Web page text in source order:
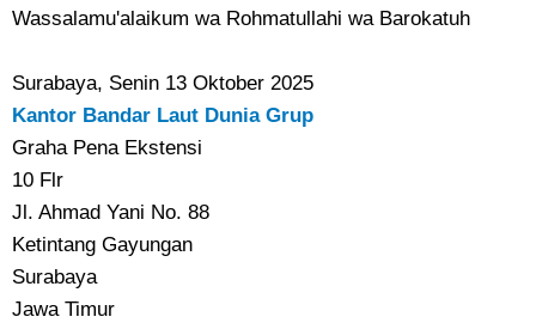
Wassalamu'alaikum wa Rohmatullahi wa Barokatuh
Surabaya, Senin 13 Oktober 2025
Kantor Bandar Laut Dunia Grup
Graha Pena Ekstensi
10 Flr
Jl. Ahmad Yani No. 88
Ketintang Gayungan
Surabaya
Jawa Timur